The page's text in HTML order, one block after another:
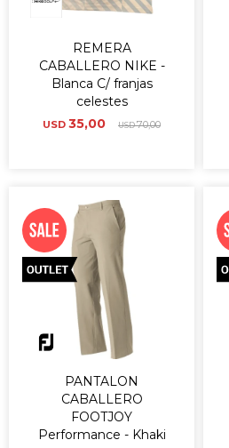
REMERA
CABALLERO NIKE -
Blanca C/ franjas
celestes
USD 35,00 USD70,00
PANTALON
CABALLERO
FOOTJOY
Performance - Khaki